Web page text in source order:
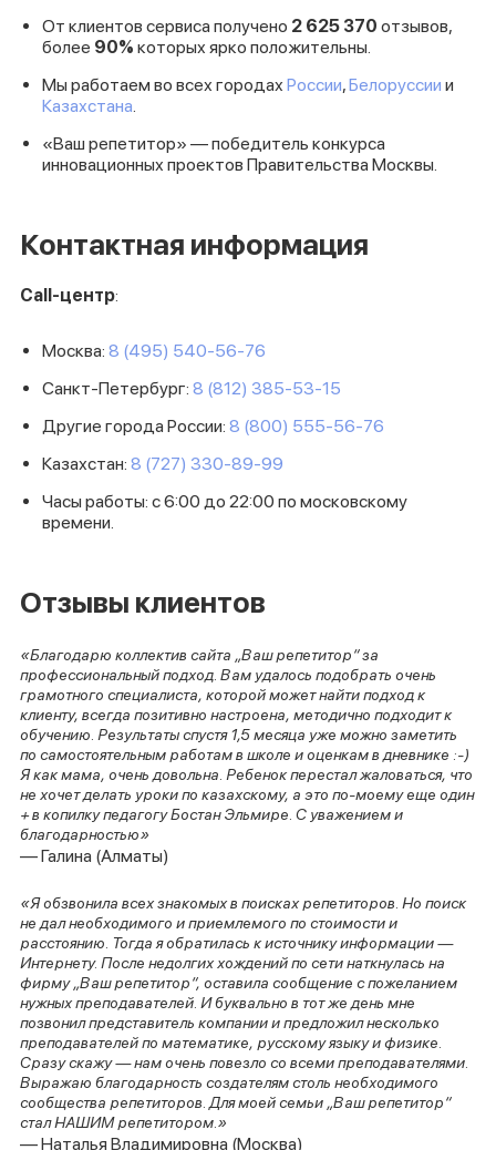
От клиентов сервиса получено 2 625 370 отзывов,
более 90% которых ярко положительны.
Мы работаем во всех городах России,Белоруссии и
Казахстана.
«Ваш репетитор» — победитель конкурса
инновационных проектов Правительства Москвы.
Контактная информация
Call-центр:
Москва: 8 (495) 540-56-76
Санкт-Петербург: 8 (812) 385-53-15
Другие города России: 8 (800) 555-56-76
Казахстан: 8 (727) 330-89-99
Часы работы: с 6:00 до 22:00 по московскому
времени.
Отзывы клиентов
«Благодарю коллектив сайта „Ваш репетитор“ за
профессиональный подход. Вам удалось подобрать очень
грамотного специалиста, которой может найти подход к
клиенту, всегда позитивно настроена, методично подходит к
обучению. Результаты спустя 1,5 месяца уже можно заметить
по самостоятельным работам в школе и оценкам в дневнике :-)
Я как мама, очень довольна. Ребенок перестал жаловаться, что
не хочет делать уроки по казахскому, а это по-моему еще один
+ в копилку педагогу Бостан Эльмире. С уважением и
благодарностью»
— Галина (Алматы)
«Я обзвонила всех знакомых в поисках репетиторов. Но поиск
не дал необходимого и приемлемого по стоимости и
расстоянию. Тогда я обратилась к источнику информации —
Интернету. После недолгих хождений по сети наткнулась на
фирму „Ваш репетитор“, оставила сообщение с пожеланием
нужных преподавателей. И буквально в тот же день мне
позвонил представитель компании и предложил несколько
преподавателей по математике, русскому языку и физике.
Сразу скажу — нам очень повезло со всеми преподавателями.
Выражаю благодарность создателям столь необходимого
сообщества репетиторов. Для моей семьи „Ваш репетитор“
стал НАШИМ репетитором.»
— Наталья Владимировна (Москва)